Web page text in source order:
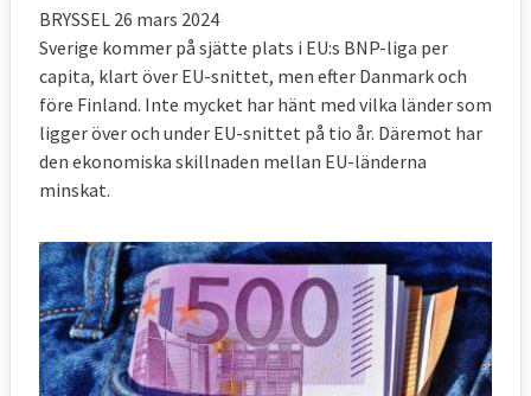
BRYSSEL 26 mars 2024
Sverige kommer på sjätte plats i EU:s BNP-liga per
capita, klart över EU-snittet, men efter Danmark och
före Finland. Inte mycket har hänt med vilka länder som
ligger över och under EU-snittet på tio år. Däremot har
den ekonomiska skillnaden mellan EU-länderna
minskat.